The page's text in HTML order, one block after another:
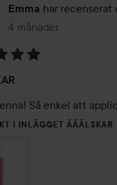
Emma har recenserat
4 månader
Inlägget skapades 4
Så enkel att
I INLÄGGET ÄÄÄLSKAR